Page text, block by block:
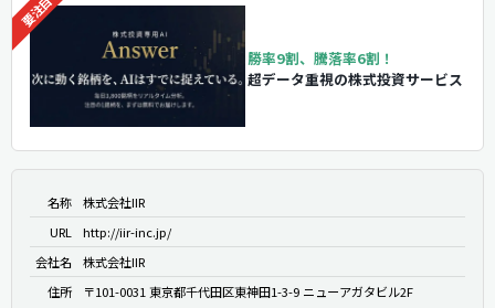
勝率9割、騰落率6割！
超データ重視の株式投資サービス
名称
株式会社IIR
URL
http://iir-inc.jp/
会社名
株式会社IIR
住所
〒101-0031 東京都千代田区東神田1-3-9 ニューアガタビル2F